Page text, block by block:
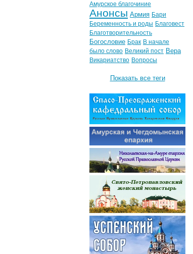
Амурское благочиние
Анонсы Армия Бари
Беременность и роды Благовест
Благотворительность
Богословие Брак В начале
было слово Великий пост Вера
Викариатство Вопросы
Показать все теги